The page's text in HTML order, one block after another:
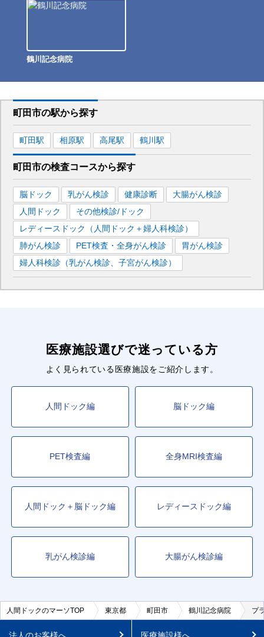
鶴川記念病院
町田市の駅から探す
町田駅 相原駅 高尾駅 鶴川 駅
町田市の検査コースから探す
脳ドック 乳がん検診 健康診断
大腸がん検診
人間ドック
その他検診/ドック
レディースドック（人間ドック＋婦人科検診）
肺がん検診
PET検査・全身がん検診
胃がん検診
婦人科検診（乳がん検診、子宮がん検診）
医療施設選びで迷っている方
よく見られている医療施設をご紹介します。
人間ドック編 脳ドック編
PET検査編 全身MRI検査編
人間ドック＋脳ドック編 レディースドック編
乳がん検診編 大腸がん検診編
人間ドックのマーソTOP 東京都 町田市 鶴川記念病院 プ
法人のお客様へ 医療施設様へ